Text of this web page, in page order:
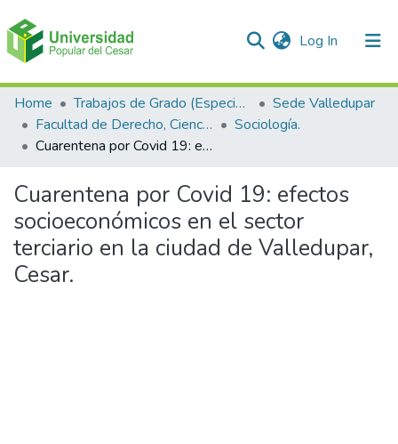
Log In (current)
Communities & Collections
All of DSpace
Home Trabajos de Grado (Especializaciones y Pregrados)
Sede Valledupar
Facultad de Derecho, Ciencias Políticas y Sociales.
Sociología.
Cuarentena por Covid 19: efectos socioeconómicos en el sector terciario en la ciudad de Valledupar, Cesar.
Cuarentena por Covid 19: efectos
socioeconómicos en el sector
terciario en la ciudad de Valledupar,
Cesar.